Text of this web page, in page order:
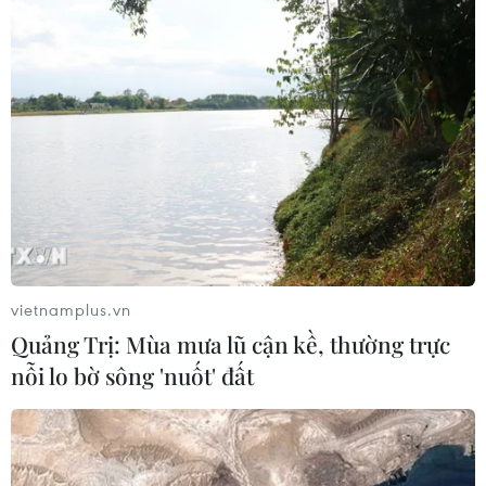
Lan "thắng như chẻ tre", thách thức
tuyển Việt Nam
05/08/2026 07:15
Nhận định Philippines vs
Thái Lan: Madam Pang treo thưởng
tiền tỷ, "Voi chiến" quyết thắng
04/08/2026 09:19
Đội tuyển Việt Nam nhận
thưởng 2 tỷ đồng sau thắng lợi trước
Indonesia
04/08/2026 04:16
Tuyển thủ Indonesia cúi đầu thành
vietnamplus.vn
Quảng Trị: Mùa mưa lũ cận kề, thường trực
nỗi lo bờ sông 'nuốt' đất